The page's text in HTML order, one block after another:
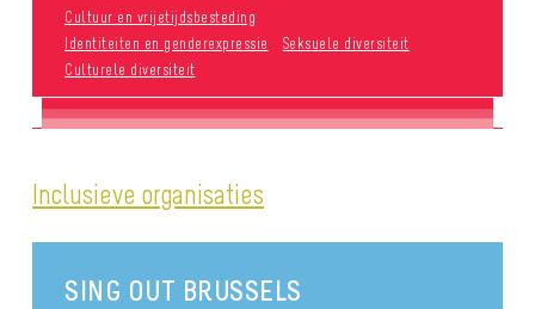
Cultuur en vrijetijdsbesteding
Identiteiten en genderexpressie
Seksuele diversiteit
Culturele diversiteit
Inclusieve organisaties
SING OUT BRUSSELS